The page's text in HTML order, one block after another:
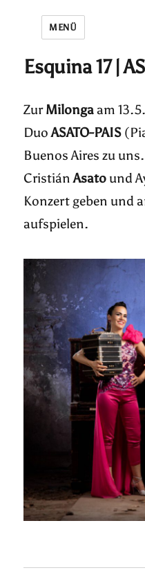
MENÜ
Esquina 17 |
ZurMilonga am
DuoASATO-PAIS
Buenos Aires zu uns.
CristiánAsato und
Konzert geben und
aufspielen.